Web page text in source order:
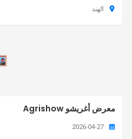
الهند
معرض أغريشو Agrishow